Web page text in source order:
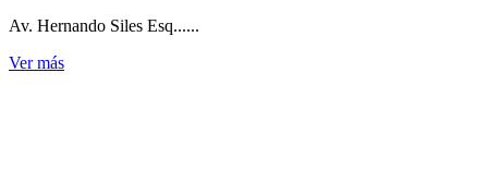
Av. Hernando Siles Esq......
Ver más